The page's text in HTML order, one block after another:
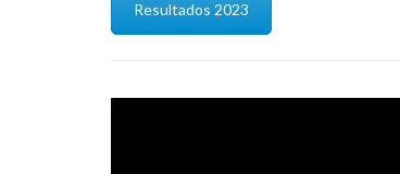
Resultados 2023